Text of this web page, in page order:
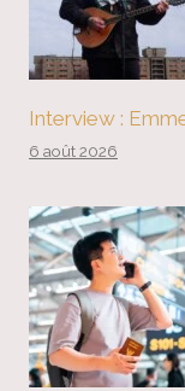
Interview :
6 août 2026